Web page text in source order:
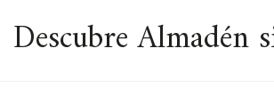
Descubre Almadén